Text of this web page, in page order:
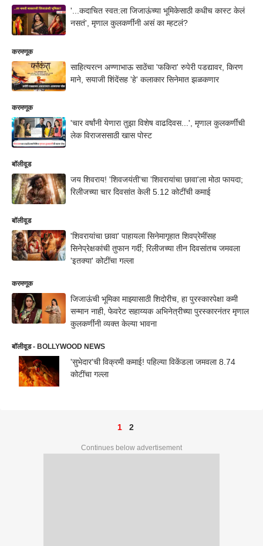
'...कदाचित स्वत:ला जिजाऊंच्या भूमिकेसाठी कधीच कास्ट केलं
नसतं', मृणाल कुलकर्णींनी असं का म्हटलं?
करमणूक
साहित्यरत्न अण्णाभाऊ साठेंचा 'फकिरा' रुपेरी पडद्यावर, किरण
माने, सयाजी शिंदेंसह 'हे' कलाकार सिनेमात झळकणार
करमणूक
'चार वर्षांनी येणारा तुझा विशेष वाढदिवस...', मृणाल कुलकर्णींची
लेक विराजससाठी खास पोस्ट
बॉलीवूड
जय शिवराय! 'शिवजयंती'चा 'शिवरायांचा छावा'ला मोठा फायदा;
रिलीजच्या चार दिवसांत केली 5.12 कोटींची कमाई
बॉलीवूड
'शिवरायांचा छावा' पाहायला सिनेमागृहात शिवप्रेमींसह
सिनेप्रेक्षकांची तुफान गर्दी; रिलीजच्या तीन दिवसांतच जमवला
'इतक्या' कोटींचा गल्ला
करमणूक
जिजाऊंची भूमिका माझ्यासाठी शिदोरीच, हा पुरस्कारपेक्षा कमी
सन्मान नाही, फेवरेट सहाय्यक अभिनेत्रीच्या पुरस्कारनंतर मृणाल
कुलकर्णींनी व्यक्त केल्या भावना
बॉलीवूड - BOLLYWOOD NEWS
'सुभेदार'ची विक्रमी कमाई! पहिल्या विकेंडला जमवला 8.74
कोटींचा गल्ला
1 2
Continues below advertisement